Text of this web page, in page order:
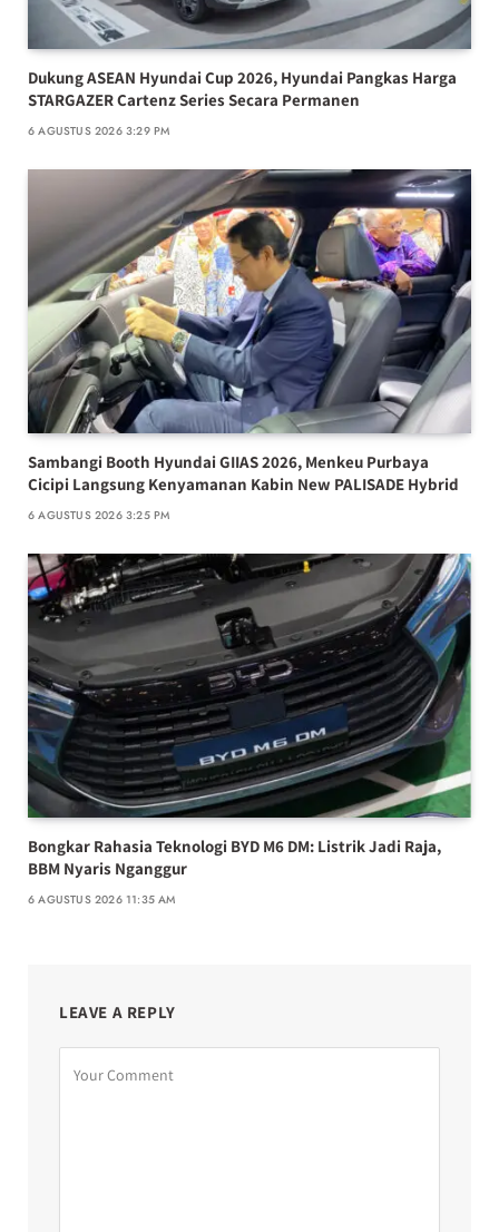
Dukung ASEAN Hyundai Cup 2026, Hyundai Pangkas Harga
STARGAZER Cartenz Series Secara Permanen
6 AGUSTUS 2026 3:29 PM
Sambangi Booth Hyundai GIIAS 2026, Menkeu Purbaya
Cicipi Langsung Kenyamanan Kabin New PALISADE Hybrid
6 AGUSTUS 2026 3:25 PM
Bongkar Rahasia Teknologi BYD M6 DM: Listrik Jadi Raja,
BBM Nyaris Nganggur
6 AGUSTUS 2026 11:35 AM
LEAVE A REPLY